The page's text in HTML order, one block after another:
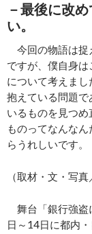
－最後に改
い。
今回の物語は捉
ですが、僕自身
について考えまし
抱えている問題
いるものを見つ
ものってなんな
らうれしいです。
（取材・文・写真
舞台「銀行強盗
日～14日に都内